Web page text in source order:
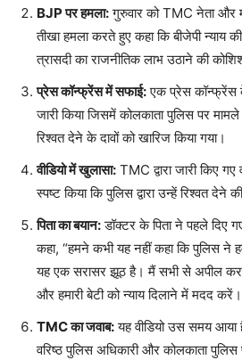
BJP पर हमला:गुरुवार को TMC नेता और
तीखा हमला करते हुए कहा कि बीजेपी न्याय
त्रासदी का राजनीतिक लाभ उठाने की
प्रेस कॉन्फ्रेंस में सफाई:एक प्रेस कॉन्फ्रेंस
जारी किया जिसमें कोलकाता पुलिस पर मामले
रिश्वत देने के दावों को खारिज किया गया।
वीडियो में खुलासा: TMC द्वारा जारी किए
स्पष्ट किया कि पुलिस द्वारा उन्हें रिश्वत
पिता का बयान:डॉक्टर के पिता ने पहले दिए
कहा, “हमने कभी यह नहीं कहा कि पुलिस ने
यह एक सरासर झूठ है। मैं सभी से अपील
और हमारी बेटी को न्याय दिलाने में मदद
TMC का जवाब:यह वीडियो उस समय
वरिष्ठ पुलिस अधिकारी और कोलकाता पुलिस